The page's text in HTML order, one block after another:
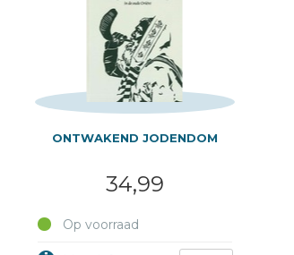
ONTWAKEND JODENDOM
34,99
Op voorraad